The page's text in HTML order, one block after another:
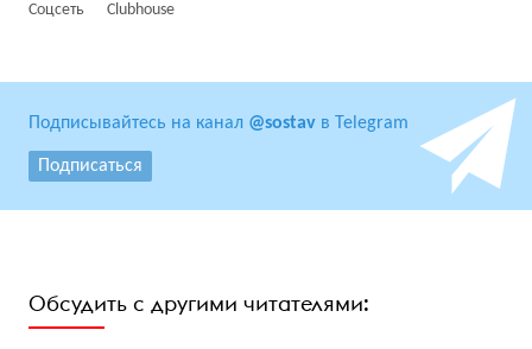
Соцсеть Clubhouse
Подписывайтесь на канал @sostav в Telegram
Подписаться
Обсудить с другими читателями: